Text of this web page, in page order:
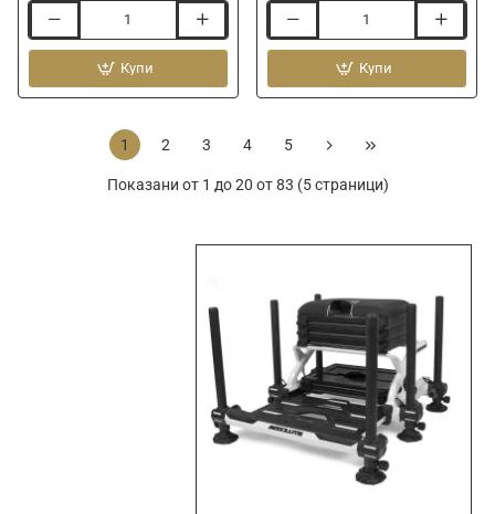
MATRIX
SL
Купи
PRESTON
Compact
Купи
1 2 3 4 5
Показани от 1 до 20 от 83 (5 страници)